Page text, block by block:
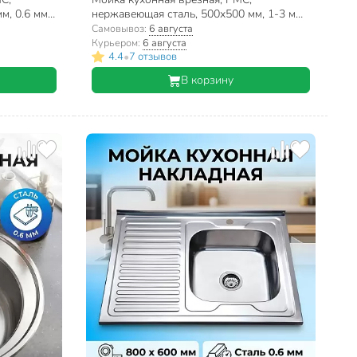
0.6 мм
нержавеющая сталь, 500х500 мм, 1-3 мм,
сифон + корзина + дозатор, MR-5050
Самовывоз: 6 августа
Курьером: 6 августа
4.4•7 отзывов
В корзину